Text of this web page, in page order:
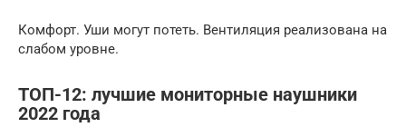
Комфорт. Уши могут потеть. Вентиляция реализована на
слабом уровне.
ТОП-12: лучшие мониторные наушники
2022 года